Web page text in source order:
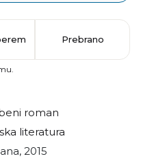
roman
literatura
2015
Prebrano